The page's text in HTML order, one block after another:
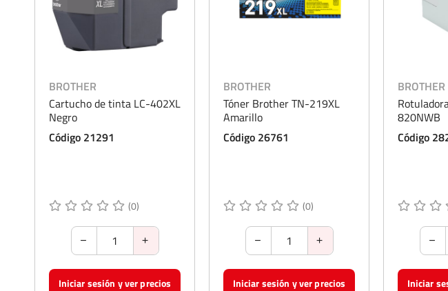
BROTHER
Cartucho de tinta LC-402XL
Negro
Código 21291
(0)
Iniciar sesión y ver precios
BROTHER
Tóner Brother TN-219XL
Amarillo
Código 26761
(0)
Iniciar sesión y ver precios
BROTHER
820NWB
Código
Iniciar